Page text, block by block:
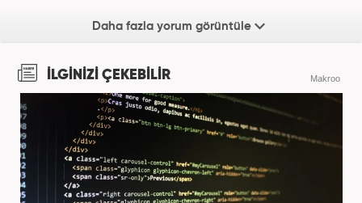
Daha fazla yorum görüntüle
İLGİNİZİ ÇEKEBİLİR Makroo